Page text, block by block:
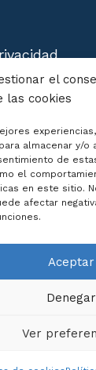
el
las cookies
almacenar y/
de
el
en este sitio.
afectar
Aceptar
Denegar
Ver
de